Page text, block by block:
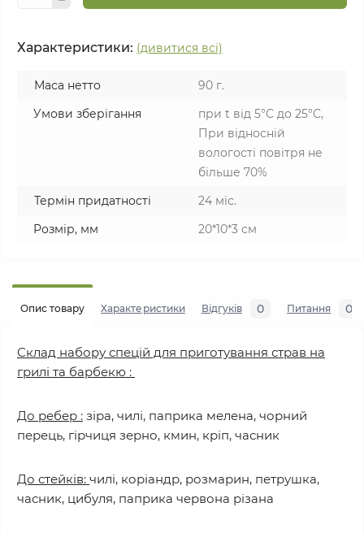
Характеристики: (дивитися всі)
Маса нетто
90 г.
Умови зберігання
при t від 5°C до 25°С,
При відносній
вологості повітря не
більше 70%
Термін придатності
24 міс.
Розмір, мм
20*10*3 см
Опис товару Характеристики Відгуків 0 Питання 0
Склад набору спецій для приготування страв на
грилі та барбекю :
До ребер : зіра, чилі, паприка мелена, чорний
перець, гірчиця зерно, кмин, кріп, часник
До стейків: чилі, коріандр, розмарин, петрушка,
часник, цибуля, паприка червона різана